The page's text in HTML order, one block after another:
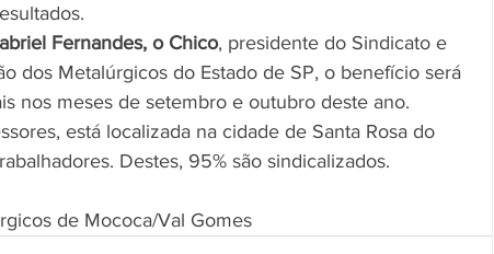
Fernandes, o Chico, presidente do Sindicato e
dos Metalúrgicos do Estado de SP, o benefício será
nos meses de setembro e outubro deste ano.
está localizada na cidade de Santa Rosa do
Destes, 95% são sindicalizados.
de Mococa/Val Gomes